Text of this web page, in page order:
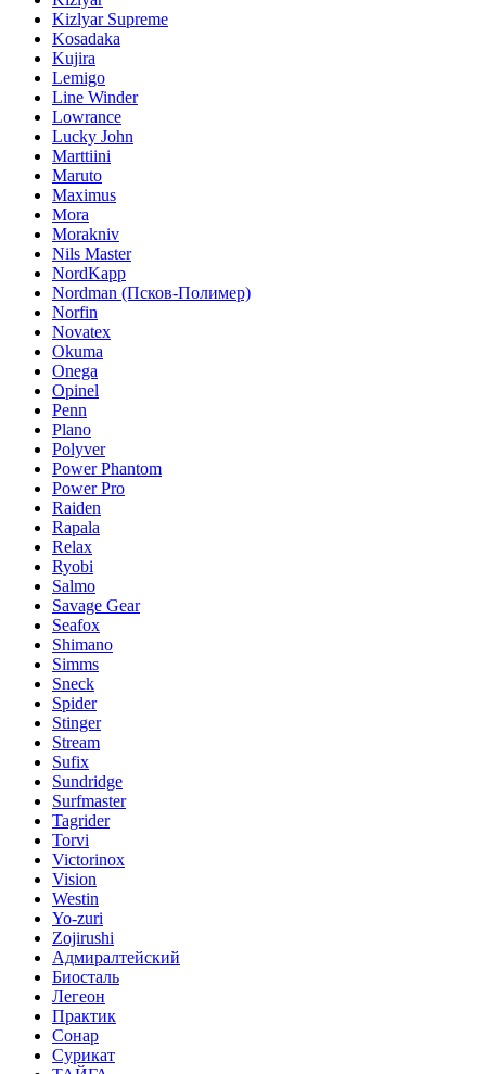
Kizlyar Supreme
Kosadaka
Kujira
Lemigo
Line Winder
Lowrance
Lucky John
Marttiini
Maruto
Maximus
Mora
Morakniv
Nils Master
NordKapp
Nordman (Псков-Полимер)
Norfin
Novatex
Okuma
Onega
Opinel
Penn
Plano
Polyver
Power Phantom
Power Pro
Raiden
Rapala
Relax
Ryobi
Salmo
Savage Gear
Seafox
Shimano
Simms
Sneck
Spider
Stinger
Stream
Sufix
Sundridge
Surfmaster
Tagrider
Torvi
Victorinox
Vision
Westin
Yo-zuri
Zojirushi
Адмиралтейский
Биосталь
Легеон
Практик
Сонар
Сурикат